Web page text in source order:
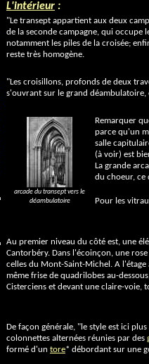
L'intérieur :
"Le transept appartient aux deux
de la seconde campagne, qui occupe
notamment les piles de la croisée;
reste très homogène.
"Les croisillons, profonds de deux
s'ouvrant sur le grand déambulatoire,
arcade du transept vers le
déambulatoire
Remarquer
parce qu'un
salle
(à voir) est
La grande
du choeur, ce
Pour les
Au premier niveau du côté est, une
Cantorbéry. Dans l'écoinçon, une
celles du Mont-Saint-Michel. A
même frise de quadrilobes au-
Cisterciens et devant une claire-voie,
De façon générale, "le style est ici
colonnettes alternées réunies par des
formé d'un tore* débordant sur une